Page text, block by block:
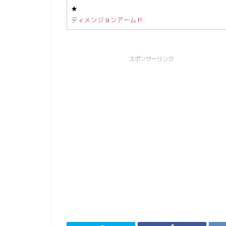
★
ディメンジョンアームド
スポンサーリンク